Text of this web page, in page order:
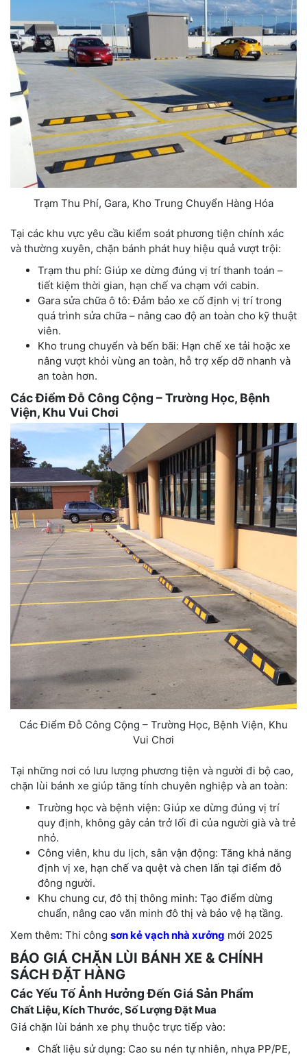
Trạm Thu Phí, Gara, Kho Trung Chuyển Hàng Hóa
Tại các khu vực yêu cầu kiểm soát phương tiện chính xác
và thường xuyên, chặn bánh phát huy hiệu quả vượt trội:
Trạm thu phí: Giúp xe dừng đúng vị trí thanh toán –
tiết kiệm thời gian, hạn chế va chạm với cabin.
Gara sửa chữa ô tô: Đảm bảo xe cố định vị trí trong
quá trình sửa chữa – nâng cao độ an toàn cho kỹ thuật
viên.
Kho trung chuyển và bến bãi: Hạn chế xe tải hoặc xe
nâng vượt khỏi vùng an toàn, hỗ trợ xếp dỡ nhanh và
an toàn hơn.
Các Điểm Đỗ Công Cộng – Trường Học, Bệnh
Viện, Khu Vui Chơi
Các Điểm Đỗ Công Cộng – Trường Học, Bệnh Viện, Khu
Vui Chơi
Tại những nơi có lưu lượng phương tiện và người đi bộ cao,
chặn lùi bánh xe giúp tăng tính chuyên nghiệp và an toàn:
Trường học và bệnh viện: Giúp xe dừng đúng vị trí
quy định, không gây cản trở lối đi của người già và trẻ
nhỏ.
Công viên, khu du lịch, sân vận động: Tăng khả năng
định vị xe, hạn chế va quệt và chen lấn tại điểm đỗ
đông người.
Khu chung cư, đô thị thông minh: Tạo điểm dừng
chuẩn, nâng cao văn minh đô thị và bảo vệ hạ tầng.
Xem thêm: Thi công sơn kẻ vạch nhà xưởng mới 2025
BÁO GIÁ CHẶN LÙI BÁNH XE & CHÍNH
SÁCH ĐẶT HÀNG
Các Yếu Tố Ảnh Hưởng Đến Giá Sản Phẩm
Chất Liệu, Kích Thước, Số Lượng Đặt Mua
Giá chặn lùi bánh xe phụ thuộc trực tiếp vào:
Chất liệu sử dụng: Cao su nén tự nhiên, nhựa PP/PE,